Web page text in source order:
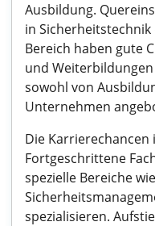
Ausbildung.
in
Bereich haben gute
und
sowohl von
Unternehmen
Die
Fortgeschrittene
spezielle Bereiche
spezialisieren.